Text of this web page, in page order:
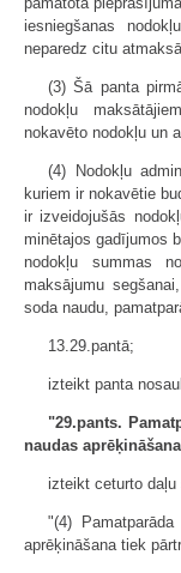
iesniegšanas
neparedz citu
(3) Šā panta
nodokļu
nokavēto nodokļu un
(4) Nodokļu
kuriem ir nokavētie
ir izveidojušās
minētajos gadījumos
nodokļu summas
maksājumu
soda naudu,
13.29.pantā;
izteikt panta
"29.pants.
naudas
izteikt ceturto daļu
"(4)
aprēķināšana tiek